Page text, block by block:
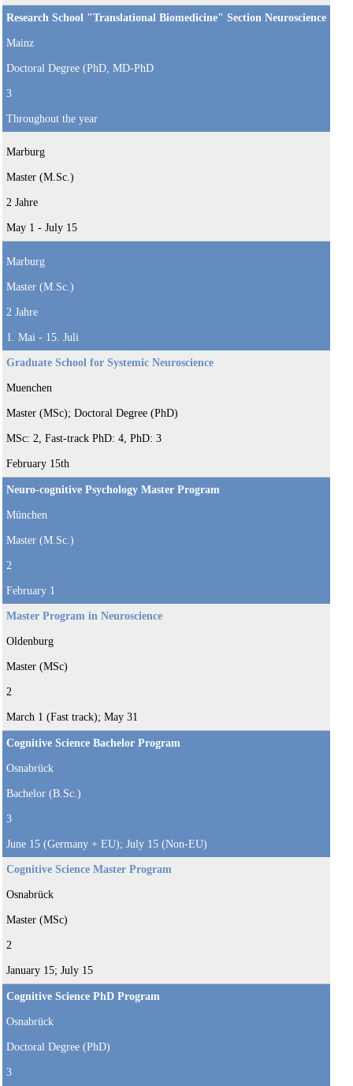
Research School "Translational Biomedicine" Section Neuroscience
Mainz
Doctoral Degree (PhD, MD-PhD
3
Throughout the year
Marburg
Master (M.Sc.)
2 Jahre
May 1 - July 15
Marburg
Master (M.Sc.)
2 Jahre
1. Mai - 15. Juli
Graduate School for Systemic Neuroscience
Muenchen
Master (MSc); Doctoral Degree (PhD)
MSc: 2, Fast-track PhD: 4, PhD: 3
February 15th
Neuro-cognitive Psychology Master Program
München
Master (M.Sc.)
2
February 1
Master Program in Neuroscience
Oldenburg
Master (MSc)
2
March 1 (Fast track); May 31
Cognitive Science Bachelor Program
Osnabrück
Bachelor (B.Sc.)
3
June 15 (Germany + EU); July 15 (Non-EU)
Cognitive Science Master Program
Osnabrück
Master (MSc)
2
January 15; July 15
Cognitive Science PhD Program
Osnabrück
Doctoral Degree (PhD)
3